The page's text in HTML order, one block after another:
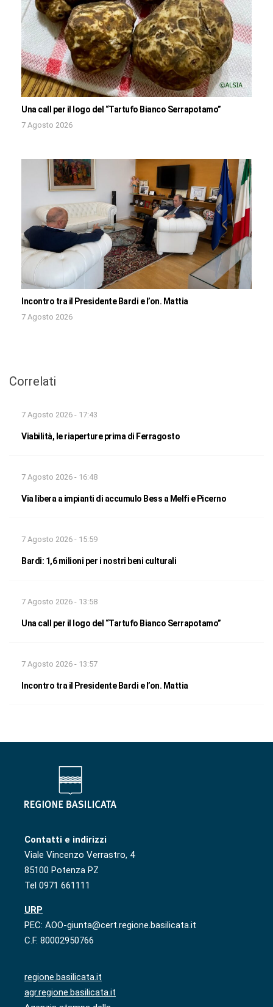
Una call per il logo del “Tartufo Bianco Serrapotamo”
7 Agosto 2026
Incontro tra il Presidente Bardi e l’on. Mattia
7 Agosto 2026
Correlati
7 Agosto 2026 - 17:43
Viabilità, le riaperture prima di Ferragosto
7 Agosto 2026 - 16:48
Via libera a impianti di accumulo Bess a Melfi e Picerno
7 Agosto 2026 - 15:59
Bardi: 1,6 milioni per i nostri beni culturali
7 Agosto 2026 - 13:58
Una call per il logo del “Tartufo Bianco Serrapotamo”
7 Agosto 2026 - 13:57
Incontro tra il Presidente Bardi e l’on. Mattia
Contatti e indirizzi
Viale Vincenzo Verrastro, 4
85100 Potenza PZ
Tel 0971 661111
URP
PEC: AOO-giunta@cert.regione.basilicata.it
C.F. 80002950766
regione.basilicata.it
agr.regione.basilicata.it